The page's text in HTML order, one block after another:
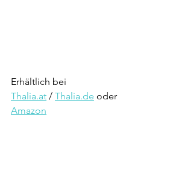
Erhältlich bei
Thalia.at / Thalia.de oder
Amazon